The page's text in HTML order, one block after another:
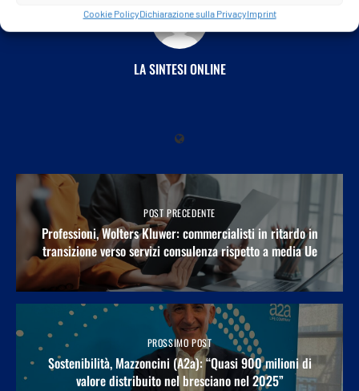
Cookie PolicyDichiarazione sulla PrivacyImprint
LA SINTESI ONLINE
POST PRECEDENTE
Professioni, Wolters Kluwer: commercialisti in ritardo in
transizione verso servizi consulenza rispetto a media Ue
PROSSIMO POST
Sostenibilità, Mazzoncini (A2a): “Quasi 900 milioni di
valore distribuito nel bresciano nel 2025”